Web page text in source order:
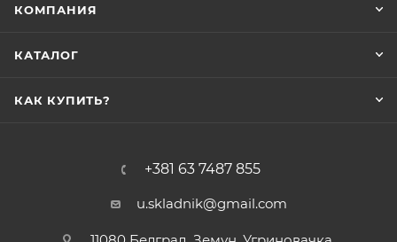
КОМПАНИЯ
КАТАЛОГ
КАК КУПИТЬ?
+381 63 7487 855
u.skladnik@gmail.com